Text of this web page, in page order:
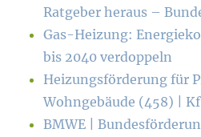
Ratgeber heraus –
Gas-Heizung:
bis 2040 verdoppeln
Heizungsförderung für
Wohngebäude (458) |
BMWE |